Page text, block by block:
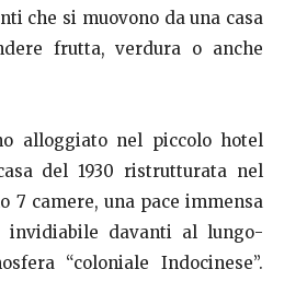
che si muovono da una casa
frutta, verdura o anche
alloggiato nel piccolo hotel
del 1930 ristrutturata nel
7 camere, una pace immensa
invidiabile davanti al lungo-
“coloniale Indocinese”.